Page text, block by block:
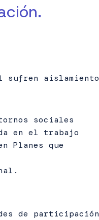
sufren aislamiento
sociales
en el trabajo
Planes que
de participación